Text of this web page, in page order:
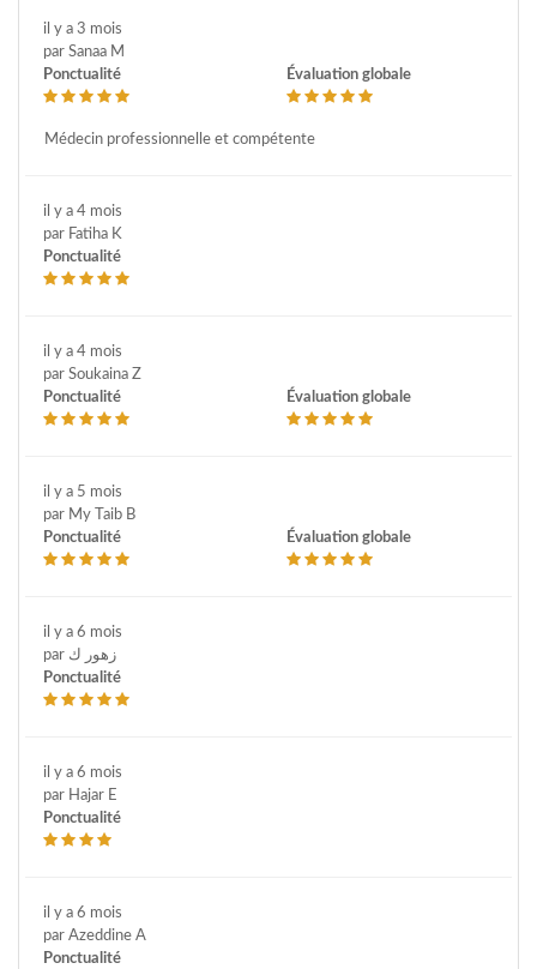
il y a 3 mois
par Sanaa M
Ponctualité
Évaluation globale
Médecin professionnelle et compétente
il y a 4 mois
par Fatiha K
Ponctualité
il y a 4 mois
par Soukaina Z
Ponctualité
Évaluation globale
il y a 5 mois
par My Taib B
Ponctualité
Évaluation globale
il y a 6 mois
par زهور ك
Ponctualité
il y a 6 mois
par Hajar E
Ponctualité
il y a 6 mois
par Azeddine A
Ponctualité